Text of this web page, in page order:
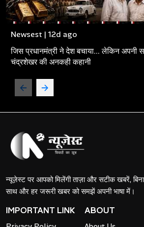
Newsest | 12d ago
जिस प्रधानमंत्री ने देश बचाया... लेकिन अपनी
चंद्रशेखर की अनकही कहानी
न्यूज़ेस्ट पर आपको मिलेंगी ताज़ा और सटीक खबरें,
साथ और हर जरूरी खबर को समझें अपनी भाषा में।
IMPORTANT LINK ABOUT